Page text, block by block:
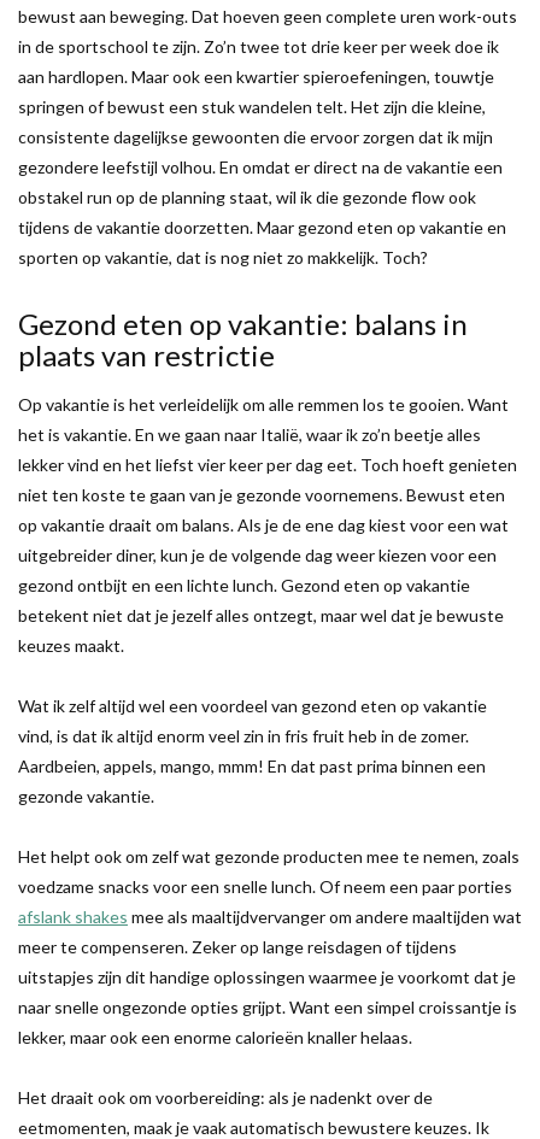
bewust aan beweging. Dat hoeven geen complete uren work-outs
in de sportschool te zijn. Zo’n twee tot drie keer per week doe ik
aan hardlopen. Maar ook een kwartier spieroefeningen, touwtje
springen of bewust een stuk wandelen telt. Het zijn die kleine,
consistente dagelijkse gewoonten die ervoor zorgen dat ik mijn
gezondere leefstijl volhou. En omdat er direct na de vakantie een
obstakel run op de planning staat, wil ik die gezonde flow ook
tijdens de vakantie doorzetten. Maar gezond eten op vakantie en
sporten op vakantie, dat is nog niet zo makkelijk. Toch?
Gezond eten op vakantie: balans in
plaats van restrictie
Op vakantie is het verleidelijk om alle remmen los te gooien. Want
het is vakantie. En we gaan naar Italië, waar ik zo’n beetje alles
lekker vind en het liefst vier keer per dag eet. Toch hoeft genieten
niet ten koste te gaan van je gezonde voornemens. Bewust eten
op vakantie draait om balans. Als je de ene dag kiest voor een wat
uitgebreider diner, kun je de volgende dag weer kiezen voor een
gezond ontbijt en een lichte lunch. Gezond eten op vakantie
betekent niet dat je jezelf alles ontzegt, maar wel dat je bewuste
keuzes maakt.
Wat ik zelf altijd wel een voordeel van gezond eten op vakantie
vind, is dat ik altijd enorm veel zin in fris fruit heb in de zomer.
Aardbeien, appels, mango, mmm! En dat past prima binnen een
gezonde vakantie.
Het helpt ook om zelf wat gezonde producten mee te nemen, zoals
voedzame snacks voor een snelle lunch. Of neem een paar porties
afslank shakes mee als maaltijdvervanger om andere maaltijden wat
meer te compenseren. Zeker op lange reisdagen of tijdens
uitstapjes zijn dit handige oplossingen waarmee je voorkomt dat je
naar snelle ongezonde opties grijpt. Want een simpel croissantje is
lekker, maar ook een enorme calorieën knaller helaas.
Het draait ook om voorbereiding: als je nadenkt over de
eetmomenten, maak je vaak automatisch bewustere keuzes. Ik